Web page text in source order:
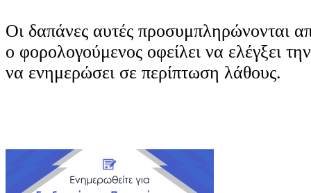
Οι δαπάνες αυτές προσυμπληρώνονται
ο φορολογούμενος οφείλει να ελέγξει
να ενημερώσει σε περίπτωση λάθους.